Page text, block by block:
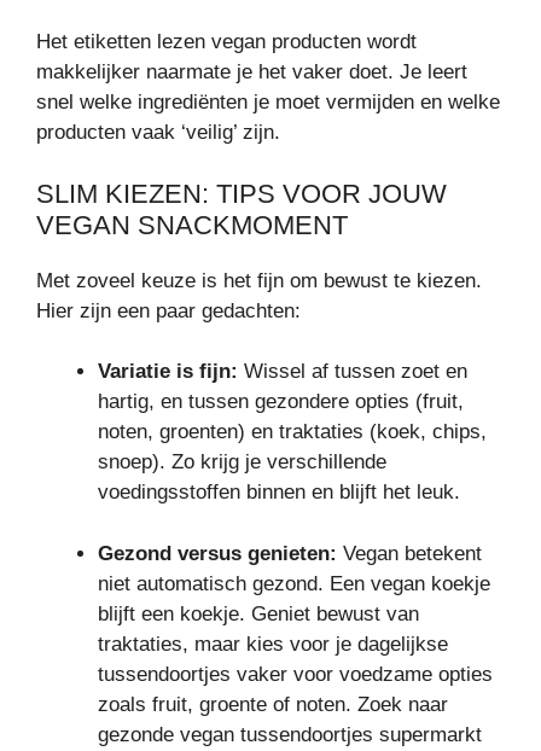
Het etiketten lezen vegan producten wordt
makkelijker naarmate je het vaker doet. Je leert
snel welke ingrediënten je moet vermijden en welke
producten vaak ‘veilig’ zijn.
SLIM KIEZEN: TIPS VOOR JOUW
VEGAN SNACKMOMENT
Met zoveel keuze is het fijn om bewust te kiezen.
Hier zijn een paar gedachten:
Variatie is fijn: Wissel af tussen zoet en
hartig, en tussen gezondere opties (fruit,
noten, groenten) en traktaties (koek, chips,
snoep). Zo krijg je verschillende
voedingsstoffen binnen en blijft het leuk.
Gezond versus genieten: Vegan betekent
niet automatisch gezond. Een vegan koekje
blijft een koekje. Geniet bewust van
traktaties, maar kies voor je dagelijkse
tussendoortjes vaker voor voedzame opties
zoals fruit, groente of noten. Zoek naar
gezonde vegan tussendoortjes supermarkt